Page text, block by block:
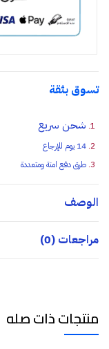
تسوق بثقة
شحن سريع
14 يوم للإرجاع
طرق دفع امنة ومتعددة
الوصف
مراجعات (0)
منتجات ذات صله